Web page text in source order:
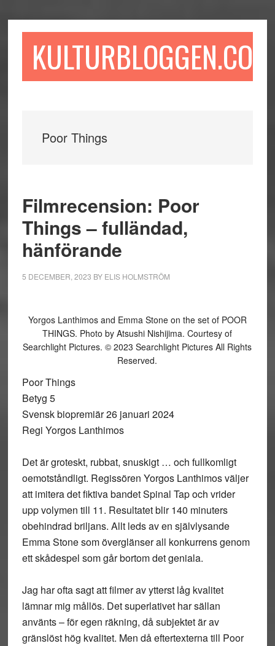
till
till
sidofältet
till
KULTURBLOGGEN.COM
Poor Things
Filmrecension: Poor
Things – fulländad,
hänförande
5 DECEMBER, 2023 BY ELIS HOLMSTRÖM
Yorgos Lanthimos and Emma Stone on the set of POOR
THINGS. Photo by Atsushi Nishijima. Courtesy of
Searchlight Pictures. © 2023 Searchlight Pictures All Rights
Reserved.
Poor Things
Betyg 5
Svensk biopremiär 26 januari 2024
Regi Yorgos Lanthimos
Det är groteskt, rubbat, snuskigt … och fullkomligt
oemotståndligt. Regissören Yorgos Lanthimos väljer
att imitera det fiktiva bandet Spinal Tap och vrider
upp volymen till 11. Resultatet blir 140 minuters
obehindrad briljans. Allt leds av en självlysande
Emma Stone som överglänser all konkurrens genom
ett skådespel som går bortom det geniala.
Jag har ofta sagt att filmer av ytterst låg kvalitet
lämnar mig mållös. Det superlativet har sällan
använts – för egen räkning, då subjektet är av
gränslöst hög kvalitet. Men då eftertexterna till Poor